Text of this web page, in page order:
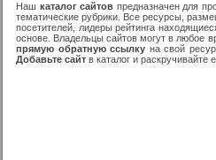
Наш каталог сайтов предназначен для
тематические рубрики. Все ресурсы,
посетителей, лидеры рейтинга
основе. Владельцы сайтов могут в любое
прямую обратную ссылку на свой
Добавьте сайт в каталог и раскручивайте